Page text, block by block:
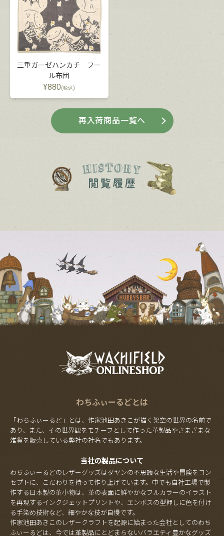
三重ガーゼハンカチ フー
ル布団
¥880(税込)
再入荷商品一覧へ
わちふぃーるどとは
「わちふぃーるど」とは、作家池田あきこが描く架空の世界の名前で
あり、また、その世界観をモチーフとして作った革製品やさまざまな
雑貨を販売している弊社の社名でもあります。
当社の製品について
わちふぃーるどのレザーグッズはダヤンの不思議な生活や冒険をコン
セプトに、こだわりを持って作り上げています。中でも自社工場で製
作する日本製の革小物は、革の表面に鮮やかなフルカラーのイラスト
を再現するインクジェットプリントや、エンボスの型押しに色を付け
る手染め技術など、細やかな技が自慢です。
作家池田あきこのレザークラフトを起源に始まった会社としてのわち
ふぃーるどは、今では革製品にとどまらないバラエティ豊かなグッズ